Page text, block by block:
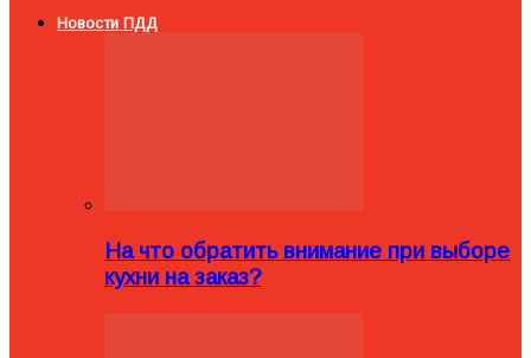
Новости ПДД
На что обратить внимание при выборе
кухни на заказ?